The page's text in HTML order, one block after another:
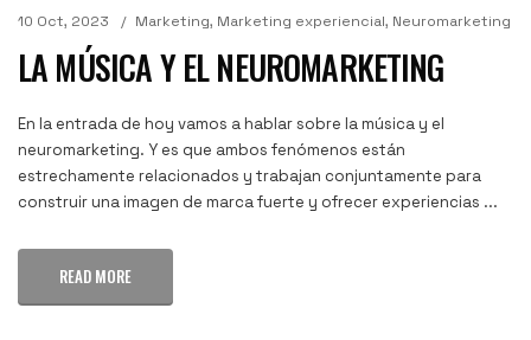
10 Oct, 2023 Marketing, Marketing experiencial, Neuromarketing
LA MÚSICA Y EL NEUROMARKETING
En la entrada de hoy vamos a hablar sobre la música y el
neuromarketing. Y es que ambos fenómenos están
estrechamente relacionados y trabajan conjuntamente para
construir una imagen de marca fuerte y ofrecer experiencias ...
READ MORE